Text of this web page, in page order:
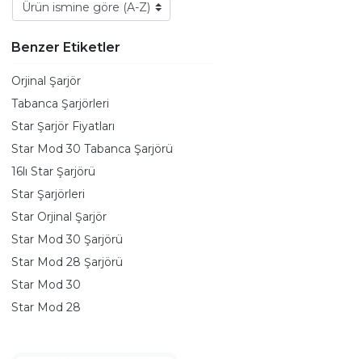
Benzer Etiketler
Orjinal Şarjör
Tabanca Şarjörleri
Star Şarjör Fiyatları
Star Mod 30 Tabanca Şarjörü
16lı Star Şarjörü
Star Şarjörleri
Star Orjinal Şarjör
Star Mod 30 Şarjörü
Star Mod 28 Şarjörü
Star Mod 30
Star Mod 28